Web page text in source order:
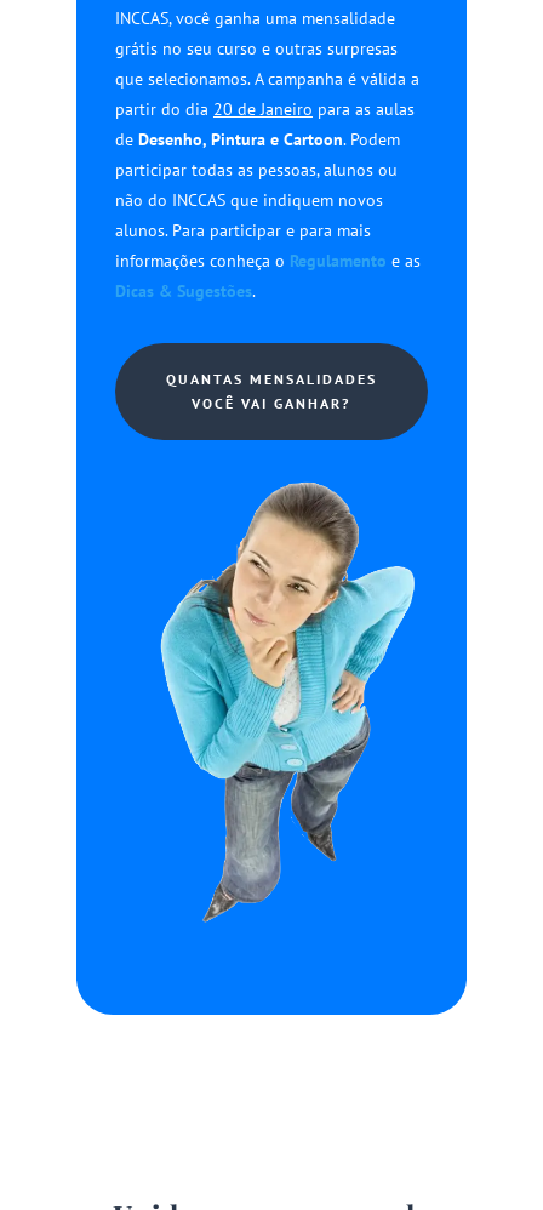
INCCAS, você ganha uma mensalidade
grátis no seu curso e outras surpresas
que selecionamos. A campanha é válida a
partir do dia 20 de Janeiro para as aulas
de Desenho, Pintura e Cartoon. Podem
participar todas as pessoas, alunos ou
não do INCCAS que indiquem novos
alunos. Para participar e para mais
informações conheça o Regulamento e as
Dicas & Sugestões.
QUANTAS MENSALIDADES
VOCÊ VAI GANHAR?